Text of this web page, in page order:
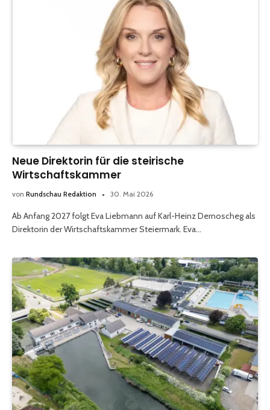
Neue Direktorin für die steirische
Wirtschaftskammer
von Rundschau Redaktion 30. Mai 2026
Ab Anfang 2027 folgt Eva Liebmann auf Karl-Heinz Dernoscheg als
Direktorin der Wirtschaftskammer Steiermark. Eva…